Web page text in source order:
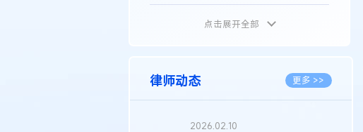
植物新品种
地理标志 更多 >>
集成电路布图设计
点击展开全部
律师动态 更多 >>
2026.02.10